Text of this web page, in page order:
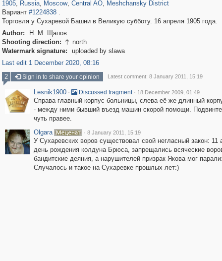
1905, Russia, Moscow, Central AO, Meshchansky District
Вариант #1224838.
Торговля у Сухаревой Башни в Великую субботу. 16 апреля 1905 года.
Author:
Н. М. Щапов
Shooting direction:  north
Watermark signature:
uploaded by slawa
Last edit 1 December 2020, 08:16
2
Sign in to share your opinion Latest comment: 8 January 2011, 15:19
Lesnik1900 · Discussed fragment · 18 December 2009, 01:49
Справа главный корпус больницы, слева её же длинный
- между ними бывший въезд машин скорой помощи. Подвинте
чуть правее.
Olgara
· 8 January 2011, 15:19
У Сухаревских воров существовал свой негласный закон: 11
день рождения колдуна Брюса, запрещались всяческие
бандитские деяния, а нарушителей призрак Якова мог
Случалось и такое на Сухаревке прошлых лет:)